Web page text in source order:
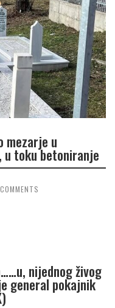
mezarje u
toku betoniranje
nijednog živog
general pokajnik